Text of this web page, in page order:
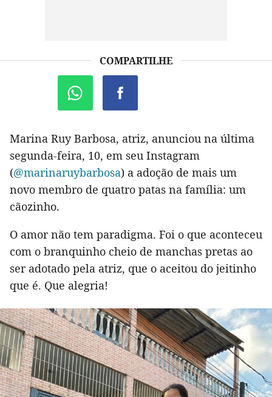
COMPARTILHE
Marina Ruy Barbosa, atriz, anunciou na última
segunda-feira, 10, em seu Instagram
(@marinaruybarbosa) a adoção de mais um
novo membro de quatro patas na família: um
cãozinho.
O amor não tem paradigma. Foi o que aconteceu
com o branquinho cheio de manchas pretas ao
ser adotado pela atriz, que o aceitou do jeitinho
que é. Que alegria!